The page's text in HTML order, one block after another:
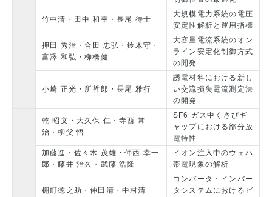
竹中清・田中 和幸・長尾 待士
大規模電力系統の電圧
安定性解析と運用指標
押田 秀治・合田 忠弘・鈴木守・
富澤 和弘・柳橋健
大容量電流系統のオン
ライン安定化制御方式
の開発
小崎 正光・所哲郎・長尾 雅行
誘電材料における新し
い交流損失電流測定法
の開発
乾 昭文・大久保 仁・寺西 常
治・柳父 悟
SF6 ガス中くさびギ
ャップにおける部分放
電特性
加藤進・佐々木 茂雄・仲西 幸一
郎・藤井 治久・武藤 浩隆
イオン注入中のウェハ
帯電現象の解析
棚町徳之助・仲田清・中村清
コンバータ・インバー
タシステムにおけるビ